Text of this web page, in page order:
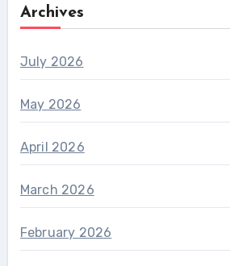
Archives
July 2026
May 2026
April 2026
March 2026
February 2026